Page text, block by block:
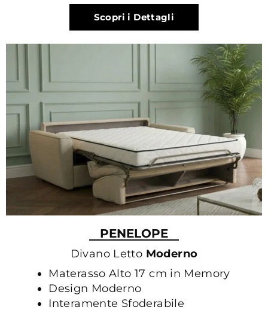
Scopri i Dettagli
PENELOPE
Divano Letto Moderno
Materasso Alto 17 cm in Memory
Design Moderno
Interamente Sfoderabile